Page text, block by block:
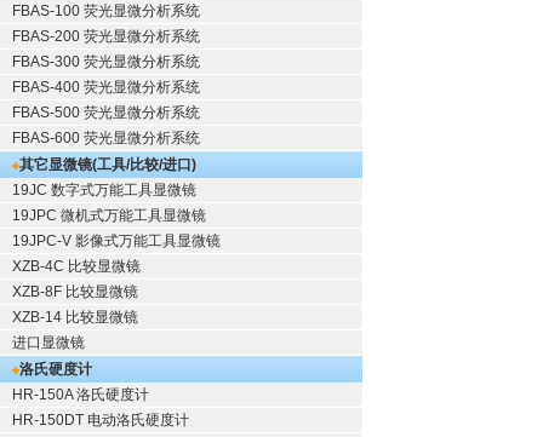
FBAS-100 荧光显微分析系统
FBAS-200 荧光显微分析系统
FBAS-300 荧光显微分析系统
FBAS-400 荧光显微分析系统
FBAS-500 荧光显微分析系统
FBAS-600 荧光显微分析系统
其它显微镜(工具/比较/进口)
19JC 数字式万能工具显微镜
19JPC 微机式万能工具显微镜
19JPC-V 影像式万能工具显微镜
XZB-4C 比较显微镜
XZB-8F 比较显微镜
XZB-14 比较显微镜
进口显微镜
洛氏硬度计
HR-150A 洛氏硬度计
HR-150DT 电动洛氏硬度计